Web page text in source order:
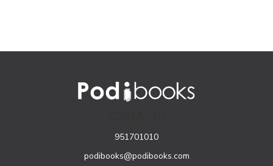
951701010
podibooks@podibooks.com